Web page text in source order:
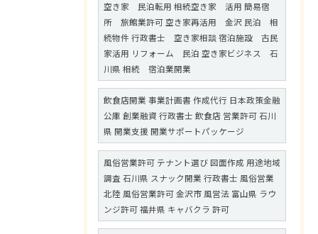
空き家 民泊転用 相続空き家 活用 簡易宿
所 旅館業許可 空き家再活用 金沢 民泊 相
続物件 行政書士 空き家相談 宿泊施設 古民
家活用 リフォーム 民泊 空き家ビジネス 石
川県 相続 宿泊業開業
飲食店開業 事業計画書 作成代行 日本政策金融
公庫 創業融資 行政書士 飲食店 営業許可 石川
県 開業支援 開業サポートパッケージ
風俗営業許可 テナント選び 図面作成 用途地域
調査 石川県 スナック開業 行政書士 風俗営業
北陸 風俗営業許可 金沢市 風営法 富山県 ラウ
ンジ許可 福井県 キャバクラ 許可